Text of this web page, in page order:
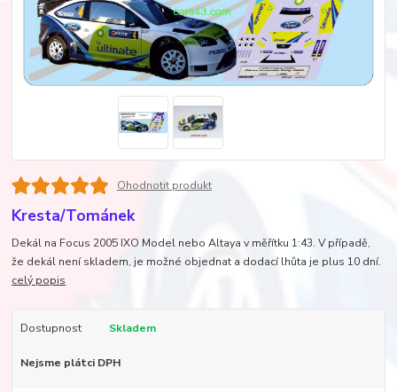
Ohodnotit produkt
Kresta/Tománek
Dekál na Focus 2005 IXO Model nebo Altaya v měřítku 1:43. V případě,
že dekál není skladem, je možné objednat a dodací lhůta je plus 10 dní.
celý popis
Dostupnost Skladem
Nejsme plátci DPH